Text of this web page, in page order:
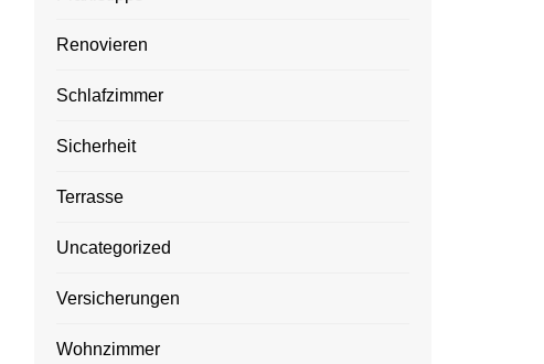
Renovieren
Schlafzimmer
Sicherheit
Terrasse
Uncategorized
Versicherungen
Wohnzimmer